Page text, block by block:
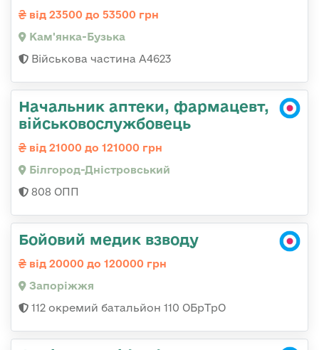
від 23500 до 53500 грн
Кам'янка-Бузька
Військова частина А4623
Начальник аптеки, фармацевт,
військовослужбовець
від 21000 до 121000 грн
Білгород-Дністровський
808 ОПП
Бойовий медик взводу
від 20000 до 120000 грн
Запоріжжя
112 окремий батальйон 110 ОБрТрО